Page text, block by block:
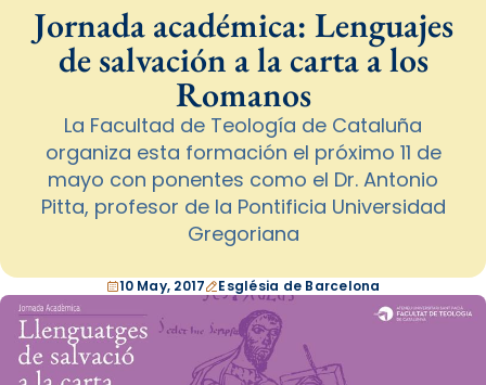
Jornada académica: Lenguajes
de salvación a la carta a los
Romanos
La Facultad de Teología de Cataluña
organiza esta formación el próximo 11 de
mayo con ponentes como el Dr. Antonio
Pitta, profesor de la Pontificia Universidad
Gregoriana
10 May, 2017 Església de Barcelona